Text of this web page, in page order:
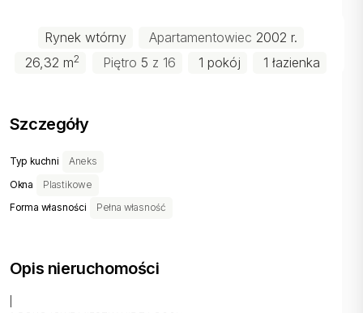
Rynek wtórny Apartamentowiec 2002 r.
26,32 m2 Piętro 5 z 16 1 pokój 1 łazienka
Szczegóły
Typ kuchni Aneks
Okna Plastikowe
Forma własności Pełna własność
Opis nieruchomości